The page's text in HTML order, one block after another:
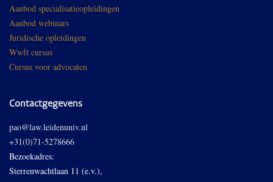
Aanbod specialisatieopleidingen
Aanbod webinars
Juridische opleidingen
Wwft cursus
Cursus voor advocaten
Contactgegevens
pao@law.leidenuniv.nl
+31(0)71-5278666
Bezoekadres:
Sterrenwachtlaan 11 (e.v.),